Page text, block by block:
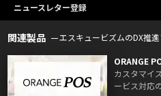
ニュースレター登録
関連製品 エスキュービズムのDX推
ORANGE
カスタマイ
ービス対応